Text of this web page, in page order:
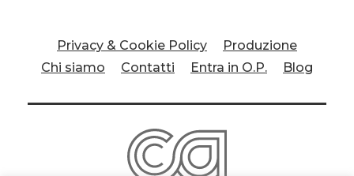
Privacy & Cookie Policy
Produzione
Chi siamo
Contatti Entra in O.P. Blog